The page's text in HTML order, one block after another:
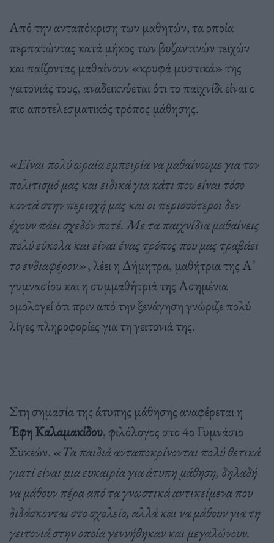
Από την ανταπόκριση των μαθητών, τα οποία
περπατώντας κατά μήκος των βυζαντινών τειχών
και παίζοντας μαθαίνουν «κρυφά μυστικά» της
γειτονιάς τους, αναδεικνύεται ότι το παιχνίδι είναι ο
πιο αποτελεσματικός τρόπος μάθησης.
«Είναι πολύ ωραία εμπειρία να μαθαίνουμε για τον
πολιτισμό μας και ειδικά για κάτι που είναι τόσο
κοντά στην περιοχή μας και οι περισσότεροι δεν
έχουν πάει σχεδόν ποτέ. Με τα παιχνίδια μαθαίνεις
πολύ εύκολα και είναι ένας τρόπος που μας τραβάει
το ενδιαφέρον», λέει η Δήμητρα, μαθήτρια της Α’
γυμνασίου και η συμμαθήτριά της Ασημένια
ομολογεί ότι πριν από την ξενάγηση γνώριζε πολύ
λίγες πληροφορίες για τη γειτονιά της.
Στη σημασία της άτυπης μάθησης αναφέρεται η
Έφη Καλαμακίδου, φιλόλογος στο 4ο Γυμνάσιο
Συκεών. «Τα παιδιά ανταποκρίνονται πολύ θετικά
γιατί είναι μια ευκαιρία για άτυπη μάθηση, δηλαδή
να μάθουν πέρα από τα γνωστικά αντικείμενα που
διδάσκονται στο σχολείο, αλλά και να μάθουν για τη
γειτονιά στην οποία γεννήθηκαν και μεγαλώνουν.